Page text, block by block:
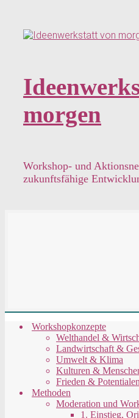
springen
morgen
Workshop- und
zukunftsfähige
Workshopkonzepte
Welthandel &
Landwirtschaft &
Umwelt & Klima
Kulturen &
Frieden &
Methoden
Moderation und
1. Einstieg,